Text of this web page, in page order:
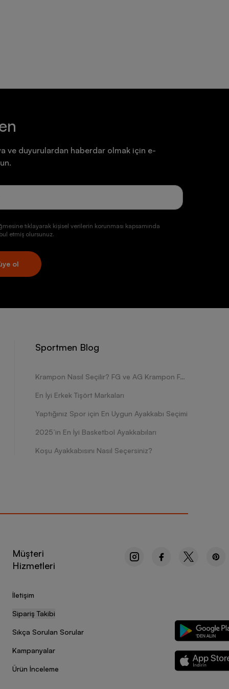
ve duyurulardan haberdar olmak için e-
tıklayarak kişisel verilerin korunması kapsamında
etmiş olursunuz.
ol
Sportmen Blog
Krampon Nasıl Seçilir? FG ve AG Krampon Farkları Nelerdir?
En İyi Erkek Tişört Markaları
Yaptığınız Spor için En Uygun Ayakkabı Seçimi
2025’in En İyi Basketbol Ayakkabıları
Koşu Ayakkabısını Nasıl Seçersiniz?
Müşteri
Hizmetleri
İletişim
Sipariş Takibi
Sıkça Sorulan Sorular
Kampanyalar
Ürün İnceleme